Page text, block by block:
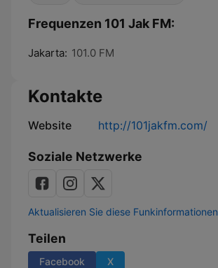
Frequenzen 101 Jak FM:
Jakarta: 101.0 FM
Kontakte
Website http://101jakfm.com/
Soziale Netzwerke
Aktualisieren Sie diese Funkinformationen
Teilen
Facebook X